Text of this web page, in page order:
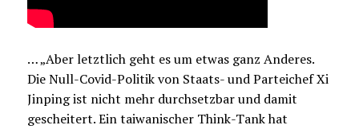
… „Aber letztlich geht es um etwas ganz Anderes.
Die Null-Covid-Politik von Staats- und Parteichef Xi
Jinping ist nicht mehr durchsetzbar und damit
gescheitert. Ein taiwanischer Think-Tank hat